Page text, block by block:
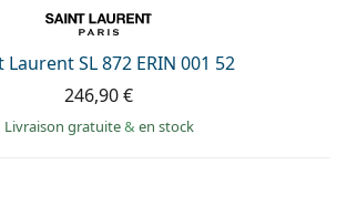
Laurent SL 872 ERIN 001 52
246,90 €
Livraison gratuite& en stock